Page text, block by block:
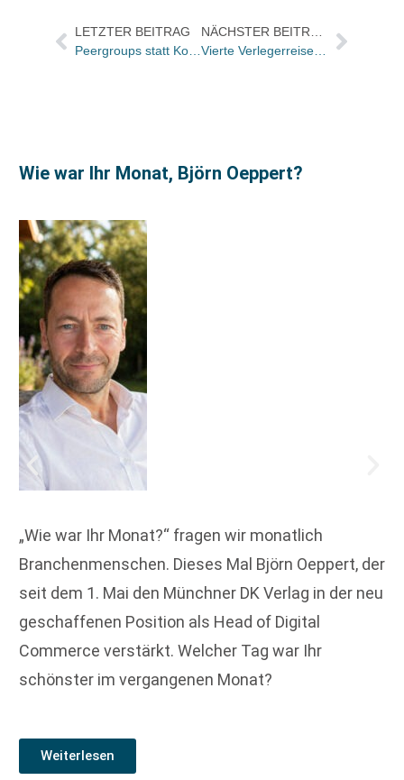
LETZTER BEITRAG
Peergroups statt Kommissionen: AKEP stellt sich neu auf
NÄCHSTER BEITRAG
Vierte Verlegerreise nach Amsterdam
Wie war Ihr Monat, Björn Oeppert?
„Wie war Ihr Monat?“ fragen wir monatlich
Branchenmenschen. Dieses Mal Björn Oeppert, der
seit dem 1. Mai den Münchner DK Verlag in der neu
geschaffenen Position als Head of Digital
Commerce verstärkt. Welcher Tag war Ihr
schönster im vergangenen Monat?
Weiterlesen